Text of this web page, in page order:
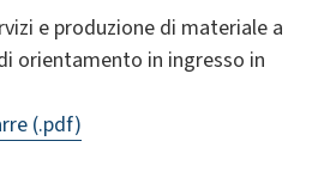
e produzione di materiale a
orientamento in ingresso in
(.pdf)